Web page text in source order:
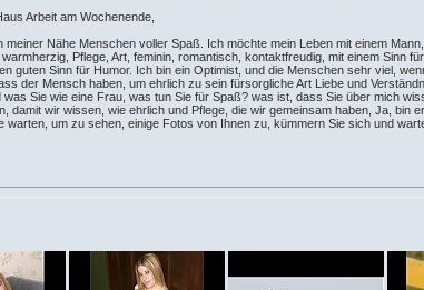
Arbeit am Wochenende,
Nähe Menschen voller Spaß. Ich möchte mein Leben mit einem
Pflege, Art, feminin, romantisch, kontaktfreudig, mit einem Sinn
guten Sinn für Humor. Ich bin ein Optimist, und die Menschen sehr viel,
der Mensch haben, um ehrlich zu sein fürsorgliche Art Liebe und
Sie wie eine Frau, was tun Sie für Spaß? was ist, dass Sie über mich
wir wissen, wie ehrlich und Pflege, die wir gemeinsam haben, Ja, bin
um zu sehen, einige Fotos von Ihnen zu, kümmern Sie sich und